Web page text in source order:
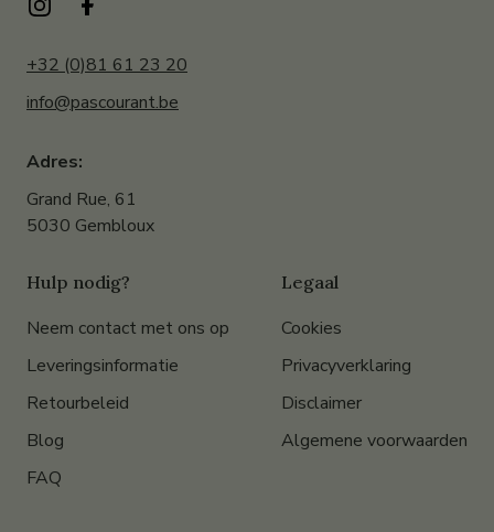
+32 (0)81 61 23 20
info@pascourant.be
Adres:
Grand Rue, 61
5030 Gembloux
Hulp nodig?
Neem contact met ons op
Leveringsinformatie
Retourbeleid
Blog
FAQ
Legaal
Cookies
Privacyverklaring
Disclaimer
Algemene voorwaarden